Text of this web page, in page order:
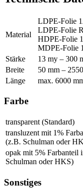
Material
LDPE-Folie
LDPE-Folie
HDPE-Folie
MDPE-Folie
Stärke
13 my – 300
Breite
50 mm –
Länge
max. 6000
Farbe
transparent (Standard)
transluzent mit 1%
(z.B. Schulman oder
opak mit 5% Farbanteil
Schulman oder HKS)
Sonstiges